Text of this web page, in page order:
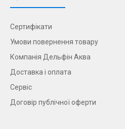
Сертифікати
Умови повернення товару
Компанія Дельфін Аква
Доставка і оплата
Сервіс
Договір публічної оферти